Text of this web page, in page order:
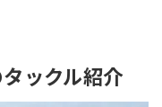
ックル紹介